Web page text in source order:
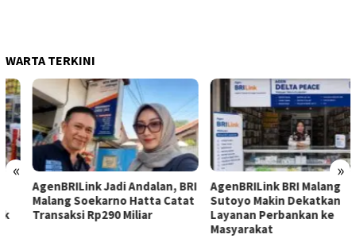
WARTA TERKINI
« »
AgenBRILink Jadi Andalan, BRI
Malang Soekarno Hatta Catat
Transaksi Rp290 Miliar
AgenBRILink BRI Malang
Sutoyo Makin Dekatkan
Layanan Perbankan ke
Masyarakat